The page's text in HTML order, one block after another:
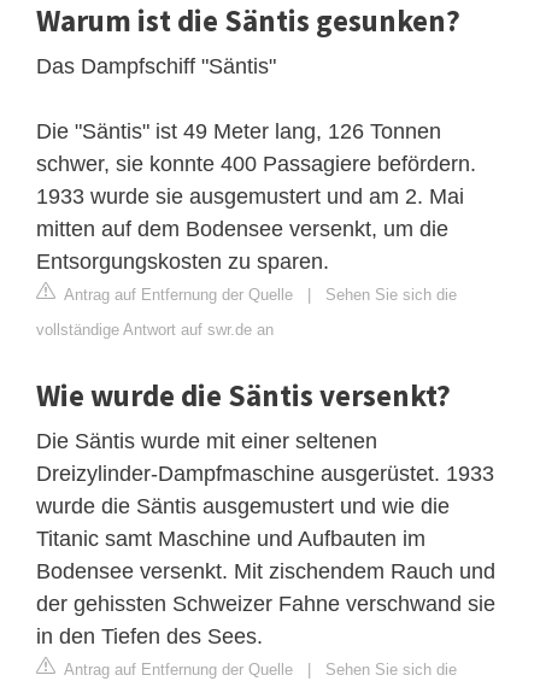
Warum ist die Säntis gesunken?
Das Dampfschiff "Säntis"
Die "Säntis" ist 49 Meter lang, 126 Tonnen
schwer, sie konnte 400 Passagiere befördern.
1933 wurde sie ausgemustert und am 2. Mai
mitten auf dem Bodensee versenkt, um die
Entsorgungskosten zu sparen.
Antrag auf Entfernung der Quelle
Sehen Sie sich die
vollständige Antwort auf swr.de an
Wie wurde die Säntis versenkt?
Die Säntis wurde mit einer seltenen
Dreizylinder-Dampfmaschine ausgerüstet. 1933
wurde die Säntis ausgemustert und wie die
Titanic samt Maschine und Aufbauten im
Bodensee versenkt. Mit zischendem Rauch und
der gehissten Schweizer Fahne verschwand sie
in den Tiefen des Sees.
Antrag auf Entfernung der Quelle
Sehen Sie sich die